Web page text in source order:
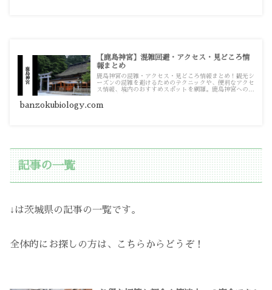
【鹿島神宮】混雑回避・アクセス・見どころ情
報まとめ
鹿島神宮の混雑・アクセス・見どころ情報まとめ！観光シ
ーズンの混雑を避けるためのテクニックや、便利なアクセ
ス情報、境内のおすすめスポットを網羅。鹿島神宮への訪
banzokubiology.com
記事の一覧
↓は茨城県の記事の一覧です。
全体的にお探しの方は、こちらからどうぞ！